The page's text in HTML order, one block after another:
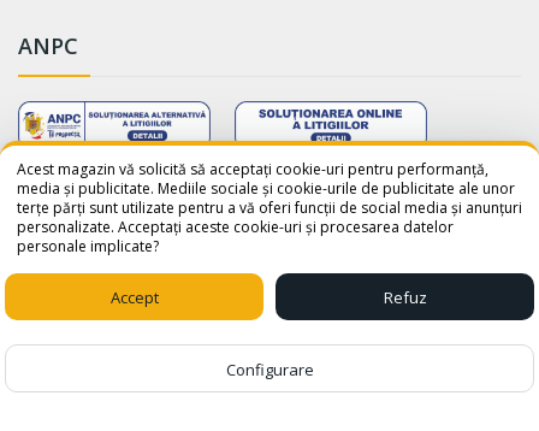
WhatsApp
Salut! Cum te putem ajuta? Scrie-
ne pe WhatsApp!
📞 +40759110001
ANPC
© 2026 - avatar-shop.ro was crafted with ♥ bySico Media
Acest magazin vă solicită să acceptați cookie-uri pentru performanță,
media și publicitate. Mediile sociale și cookie-urile de publicitate ale unor
terțe părți sunt utilizate pentru a vă oferi funcții de social media și anunțuri
personalizate. Acceptați aceste cookie-uri și procesarea datelor
personale implicate?
Accept
Configurare
Refuz